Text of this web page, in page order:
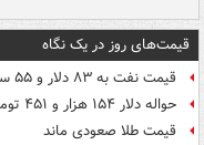
قیمت‌های روز در یک نگاه
قیمت نفت به ۸۳ دلار و ۵۵ سنت در هر بشکه رسید
حواله دلار ۱۵۴ هزار و ۴۵۱ تومان شد
قیمت طلا صعودی ماند